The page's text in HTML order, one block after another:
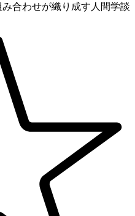
合わせが織り成す人間学談